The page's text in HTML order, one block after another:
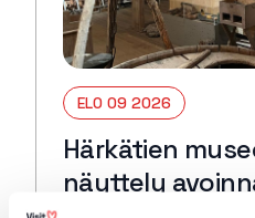
ELO 09 2026
Härkätien
näyttely